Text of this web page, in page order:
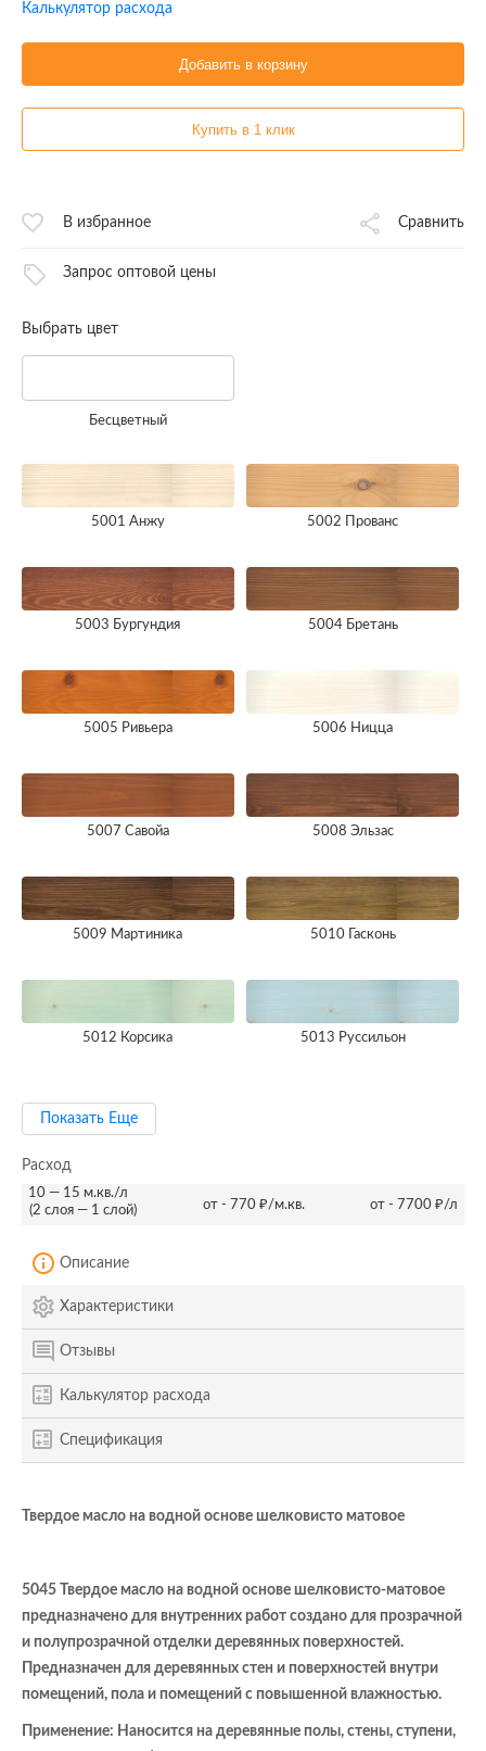
Калькулятор расхода
Добавить в корзину
Купить в 1 клик
В избранное Сравнить
Запрос оптовой цены
Выбрать цвет
Бесцветный
5001 Анжу 5002 Прованс
5003 Бургундия 5004 Бретань
5005 Ривьера 5006 Ницца
5007 Савойа 5008 Эльзас
5009 Мартиника 5010 Гасконь
5012 Корсика 5013 Руссильон
Показать Еще
Расход
10 — 15 м.кв./л
(2 слоя — 1 слой)
от - 770 ₽/м.кв. от - 7700 ₽/л
Описание
Характеристики
Отзывы
Калькулятор расхода
Спецификация
Твердое масло на водной основе шелковисто матовое
5045 Твердое масло на водной основе шелковисто-матовое
предназначено для внутренних работ создано для прозрачной
и полупрозрачной отделки деревянных поверхностей.
Предназначен для деревянных стен и поверхностей внутри
помещений, пола и помещений с повышенной влажностью.
Применение: Наносится на деревянные полы, стены, ступени,